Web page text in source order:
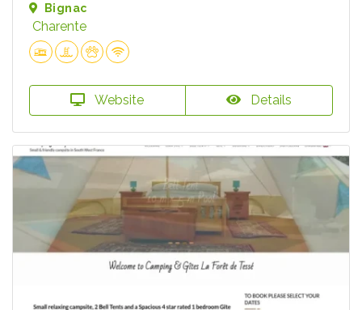
Bignac
Charente
Website Details